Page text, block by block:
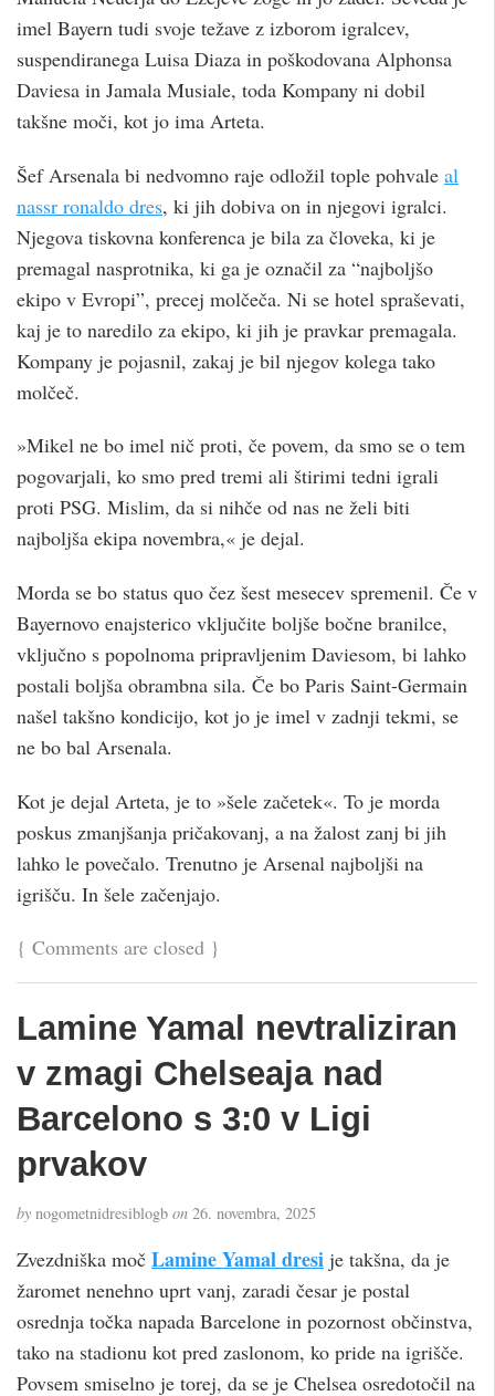
imel Bayern tudi svoje težave z izborom igralcev,
suspendiranega Luisa Diaza in poškodovana Alphonsa
Daviesa in Jamala Musiale, toda Kompany ni dobil
takšne moči, kot jo ima Arteta.
Šef Arsenala bi nedvomno raje odložil tople pohvale al
nassr ronaldo dres, ki jih dobiva on in njegovi igralci.
Njegova tiskovna konferenca je bila za človeka, ki je
premagal nasprotnika, ki ga je označil za “najboljšo
ekipo v Evropi”, precej molčeča. Ni se hotel spraševati,
kaj je to naredilo za ekipo, ki jih je pravkar premagala.
Kompany je pojasnil, zakaj je bil njegov kolega tako
molčeč.
»Mikel ne bo imel nič proti, če povem, da smo se o tem
pogovarjali, ko smo pred tremi ali štirimi tedni igrali
proti PSG. Mislim, da si nihče od nas ne želi biti
najboljša ekipa novembra,« je dejal.
Morda se bo status quo čez šest mesecev spremenil. Če v
Bayernovo enajsterico vključite boljše bočne branilce,
vključno s popolnoma pripravljenim Daviesom, bi lahko
postali boljša obrambna sila. Če bo Paris Saint-Germain
našel takšno kondicijo, kot jo je imel v zadnji tekmi, se
ne bo bal Arsenala.
Kot je dejal Arteta, je to »šele začetek«. To je morda
poskus zmanjšanja pričakovanj, a na žalost zanj bi jih
lahko le povečalo. Trenutno je Arsenal najboljši na
igrišču. In šele začenjajo.
{ Comments are closed }
Lamine Yamal nevtraliziran
v zmagi Chelseaja nad
Barcelono s 3:0 v Ligi
prvakov
by nogometnidresiblogb on 26. novembra, 2025
Zvezdniška moč Lamine Yamal dresi je takšna, da je
žaromet nenehno uprt vanj, zaradi česar je postal
osrednja točka napada Barcelone in pozornost občinstva,
tako na stadionu kot pred zaslonom, ko pride na igrišče.
Povsem smiselno je torej, da se je Chelsea osredotočil na